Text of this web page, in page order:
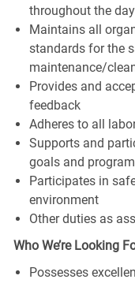
throughout the day
Maintains all
standards for the
maintenance/
Provides and
feedback
Adheres to all
Supports and
goals and
Participates in
environment
Other duties as
Who We’re Looking
Possesses